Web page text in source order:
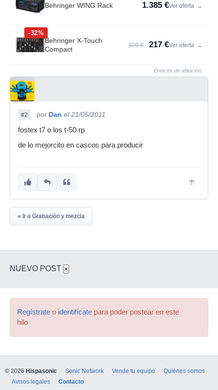
Behringer WING Rack 1.385 €Ver oferta →
-32%
Behringer X-Touch
Compact
320 € 217 €Ver oferta →
Enlaces de afiliación
#2 por Dan el 21/05/2011
fostex t7 o los t-50 rp
de lo mejorcito en cascos para producir
« Ir a Grabación y mezcla
NUEVO POST ×
Regístrate o identifícate para poder postear en este
hilo
© 2026 Hispasonic Sonic Network Vende tu equipo
Quiénes somos
Avisos legales
Contacto